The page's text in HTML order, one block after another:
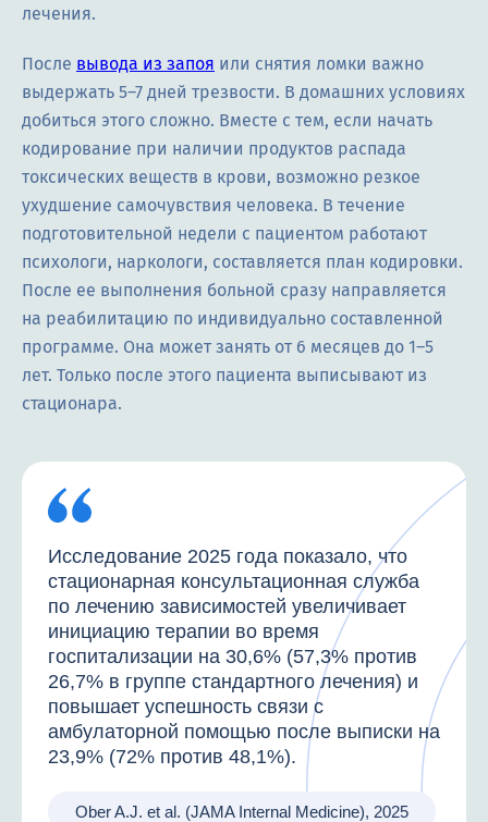
лечения.
После вывода из запоя или снятия ломки важно
выдержать 5–7 дней трезвости. В домашних условиях
добиться этого сложно. Вместе с тем, если начать
кодирование при наличии продуктов распада
токсических веществ в крови, возможно резкое
ухудшение самочувствия человека. В течение
подготовительной недели с пациентом работают
психологи, наркологи, составляется план кодировки.
После ее выполнения больной сразу направляется
на реабилитацию по индивидуально составленной
программе. Она может занять от 6 месяцев до 1–5
лет. Только после этого пациента выписывают из
стационара.
Исследование 2025 года показало, что
стационарная консультационная служба
по лечению зависимостей увеличивает
инициацию терапии во время
госпитализации на 30,6% (57,3% против
26,7% в группе стандартного лечения) и
повышает успешность связи с
амбулаторной помощью после выписки на
23,9% (72% против 48,1%).
Ober A.J. et al. (JAMA Internal Medicine), 2025